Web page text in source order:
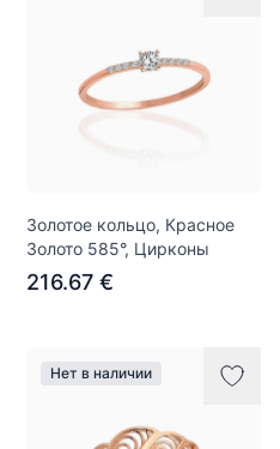
Золотое кольцо, Красное
Золото 585°, Цирконы
216.67 €
Нет в наличии